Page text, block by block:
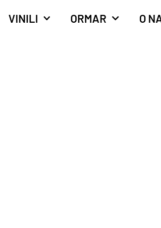
VINILI ORMAR O